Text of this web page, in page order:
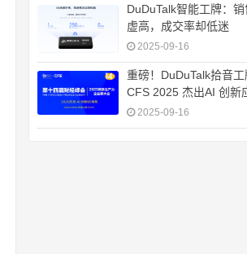
DuDuTalk智能工牌：
虚高，成交率却低迷
2025-09-16
重磅！DuDuTalk拾音
CFS 2025 杰出AI 创新
2025-09-16